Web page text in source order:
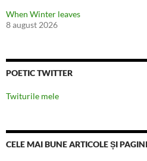
When Winter leaves
8 august 2026
POETIC TWITTER
Twiturile mele
CELE MAI BUNE ARTICOLE ȘI PAGINI